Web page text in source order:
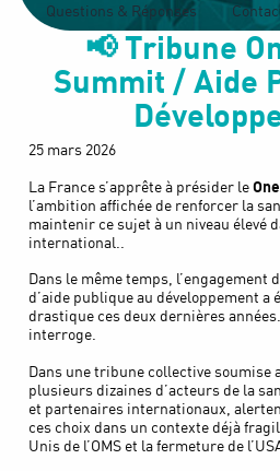
Questions & Réponses
📢 Tribune
Summit / Aide
25 mars 2026
La France s’apprête à présider le
l’ambition affichée de renforcer la
maintenir ce sujet à un niveau élevé
international..
Dans le même temps, l’engagement
d’aide publique au développement a
drastique ces deux dernières
interroge.
Dans une tribune collective soumise
plusieurs dizaines d’acteurs de la
et partenaires internationaux,
ces choix dans un contexte déjà
Unis de l’OMS et la fermeture de